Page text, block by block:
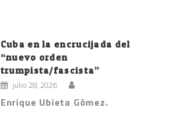
Cuba en la encrucijada del
“nuevo orden
trumpista/fascista”
julio 28, 2026
Enrique Ubieta Gómez.